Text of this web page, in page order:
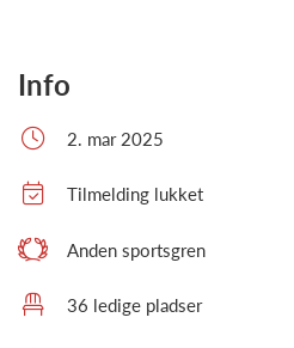
Info
2. mar 2025
Tilmelding lukket
Anden sportsgren
36 ledige pladser